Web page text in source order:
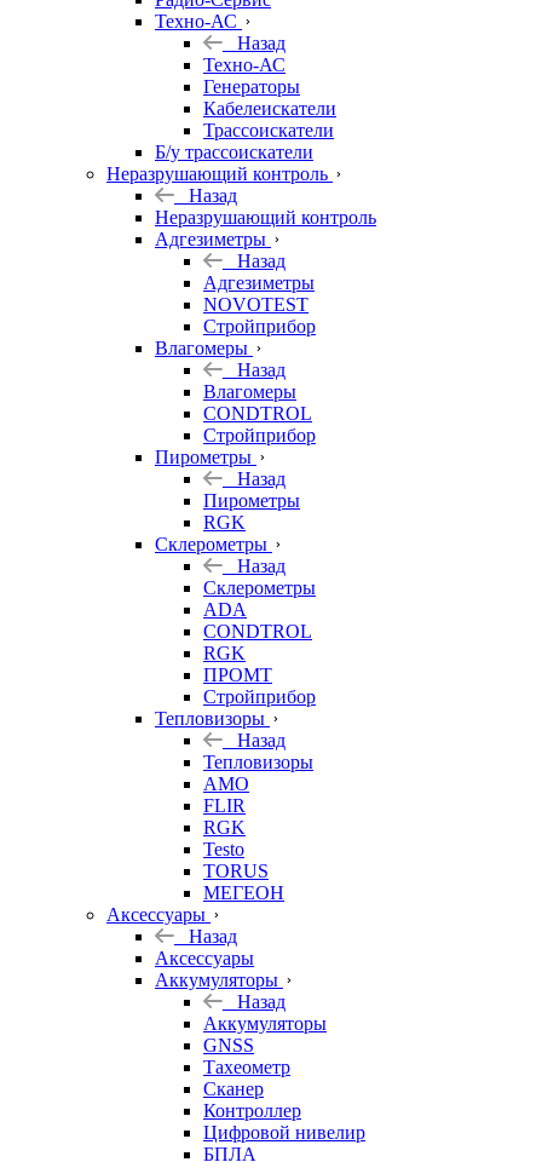
Техно-АС
Назад
Техно-АС
Генераторы
Кабелеискатели
Трассоискатели
Б/у трассоискатели
Неразрушающий контроль
Назад
Неразрушающий контроль
Адгезиметры
Назад
Адгезиметры
NOVOTEST
Стройприбор
Влагомеры
Назад
Влагомеры
CONDTROL
Стройприбор
Пирометры
Назад
Пирометры
RGK
Склерометры
Назад
Склерометры
ADA
CONDTROL
RGK
ПРОМТ
Стройприбор
Тепловизоры
Назад
Тепловизоры
AMO
FLIR
RGK
Testo
TORUS
МЕГЕОН
Аксессуары
Назад
Аксессуары
Аккумуляторы
Назад
Аккумуляторы
GNSS
Тахеометр
Сканер
Контроллер
Цифровой нивелир
БПЛА